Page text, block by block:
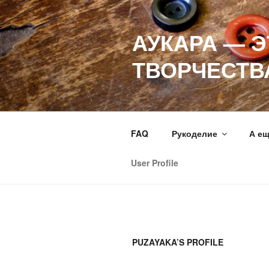
Перейти
к
содержимому
АУКАРА —
FAQ Рукоделие А
User Profile
PUZAYAKA’S PROFILE